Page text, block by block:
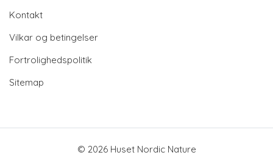
Kontakt
Vilkar og betingelser
Fortrolighedspolitik
Sitemap
© 2026 Huset Nordic Nature